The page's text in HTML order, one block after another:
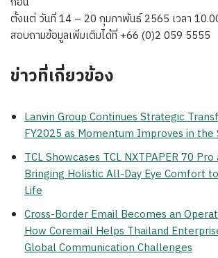
ตั้งแต่ วันที่ 14 – 20 กุมภาพันธ์ 2565 เวลา
สอบถามข้อมูลเพิ่มเติมได้ที่ +66 (0)2 059 5555
ข่าวที่เกี่ยวข้อง
Lanvin Group Continues Strategic
FY2025 as Momentum Improves in the
TCL Showcases TCL NXTPAPER 70 Pro
Bringing Holistic All-Day Eye Comfort
Life
Cross-Border Email Becomes an
How Coremail Helps Thailand
Global Communication Challenges